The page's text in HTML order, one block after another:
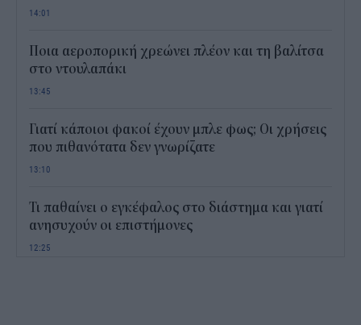
14:01
Ποια αεροπορική χρεώνει πλέον και τη βαλίτσα
στο ντουλαπάκι
13:45
Γιατί κάποιοι φακοί έχουν μπλε φως; Οι χρήσεις
που πιθανότατα δεν γνωρίζατε
13:10
Τι παθαίνει ο εγκέφαλος στο διάστημα και γιατί
ανησυχούν οι επιστήμονες
12:25